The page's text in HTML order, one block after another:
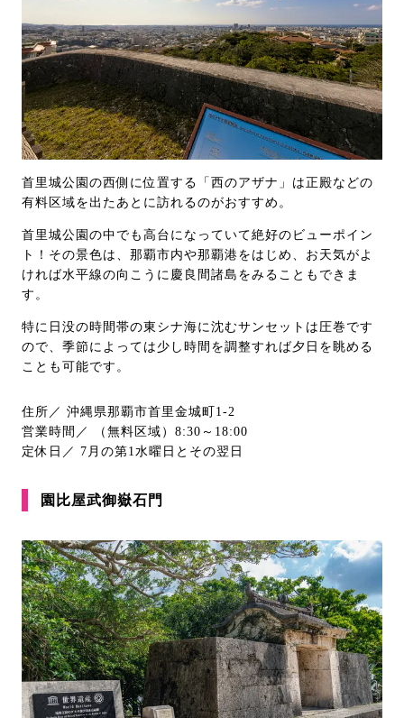
首里城公園の西側に位置する「西のアザナ」は正殿などの
有料区域を出たあとに訪れるのがおすすめ。
首里城公園の中でも高台になっていて絶好のビューポイン
ト！その景色は、那覇市内や那覇港をはじめ、お天気がよ
ければ水平線の向こうに慶良間諸島をみることもできま
す。
特に日没の時間帯の東シナ海に沈むサンセットは圧巻です
ので、季節によっては少し時間を調整すれば夕日を眺める
ことも可能です。
住所／ 沖縄県那覇市首里金城町1-2
営業時間／ （無料区域）8:30～18:00
定休日／ 7月の第1水曜日とその翌日
園比屋武御嶽石門